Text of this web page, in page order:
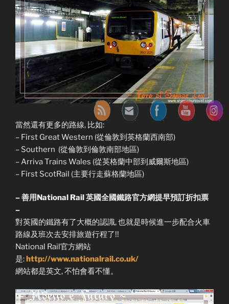
當然還有更多的路線, 比如:
– First Great Western (從倫敦到英格蘭西南部)
– Southern (從倫敦到倫敦南部地區)
– Arriva Trains Wales (從英格蘭中部到威爾斯地區)
– First ScotRail (主要行走蘇格蘭地區)
– 善用National Rail 英國全國鐵路官方網提早預訂折扣票
–
對英國的鐵路有了大概的認識, 也就是時候進一步配合火車
路線及班次去安排旅遊行程了!!
National Rail官方網站
是:http://www.nationalrail.co.uk/
網站都是英文, 不怕會看不懂。